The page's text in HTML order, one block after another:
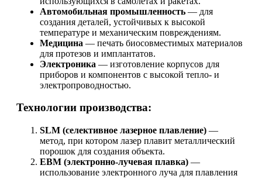
Автомобильная промышленность — для
создания деталей, устойчивых к высокой
температуре и механическим повреждениям.
Медицина — печать биосовместимых материалов
для протезов и имплантатов.
Электроника — изготовление корпусов для
приборов и компонентов с высокой тепло- и
электропроводностью.
Технологии производства:
SLM (селективное лазерное плавление) —
метод, при котором лазер плавит металлический
порошок для создания объекта.
EBM (электронно-лучевая плавка) —
использование электронного луча для плавления